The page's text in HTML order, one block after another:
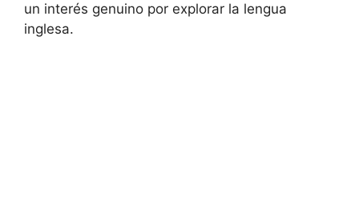
un interés genuino por explorar la lengua
inglesa.